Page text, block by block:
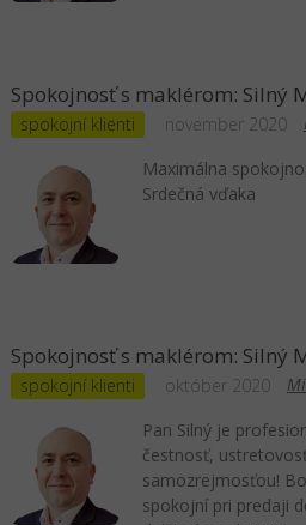
Spokojnosť s maklérom: Silný
spokojní klienti
november 2020
Maximálna
Srdečná vďaka
Spokojnosť s maklérom: Silný
spokojní klienti
október 2020
Pan Silný je
čestnosť,
samozrejmosťou!
spokojní pri predaji